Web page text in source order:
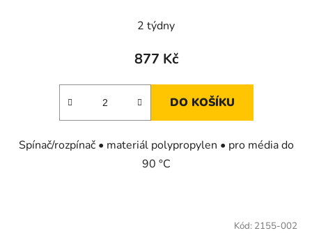
2 týdny
877 Kč
DO KOŠÍKU
Spínač/rozpínač • materiál polypropylen • pro média do
90 °C
Kód: 2155-002